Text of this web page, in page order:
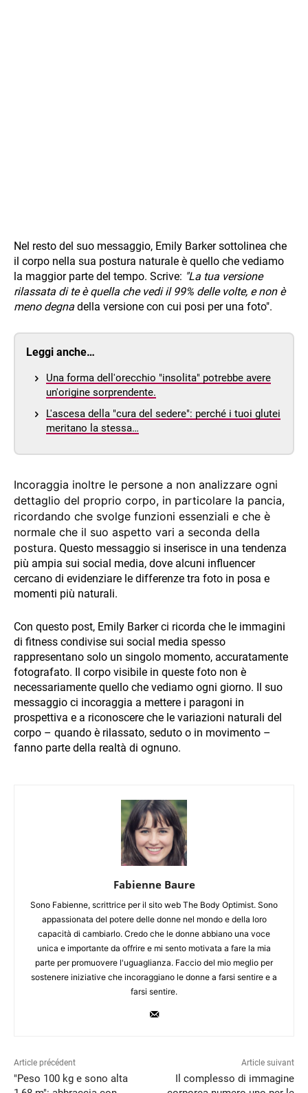
Nel resto del suo messaggio, Emily Barker sottolinea che
il corpo nella sua postura naturale è quello che vediamo
la maggior parte del tempo. Scrive: "La tua versione
rilassata di te è quella che vedi il 99% delle volte, e non è
meno degna della versione con cui posi per una foto".
Leggi anche…
Una forma dell'orecchio "insolita" potrebbe avere
un'origine sorprendente.
L'ascesa della "cura del sedere": perché i tuoi glutei
meritano la stessa…
Incoraggia inoltre le persone a non analizzare ogni
dettaglio del proprio corpo, in particolare la pancia,
ricordando che svolge funzioni essenziali e che è
normale che il suo aspetto vari a seconda della
postura. Questo messaggio si inserisce in una tendenza
più ampia sui social media, dove alcuni influencer
cercano di evidenziare le differenze tra foto in posa e
momenti più naturali.
Con questo post, Emily Barker ci ricorda che le immagini
di fitness condivise sui social media spesso
rappresentano solo un singolo momento, accuratamente
fotografato. Il corpo visibile in queste foto non è
necessariamente quello che vediamo ogni giorno. Il suo
messaggio ci incoraggia a mettere i paragoni in
prospettiva e a riconoscere che le variazioni naturali del
corpo – quando è rilassato, seduto o in movimento –
fanno parte della realtà di ognuno.
Fabienne Baure
Sono Fabienne, scrittrice per il sito web The Body Optimist. Sono
appassionata del potere delle donne nel mondo e della loro
capacità di cambiarlo. Credo che le donne abbiano una voce
unica e importante da offrire e mi sento motivata a fare la mia
parte per promuovere l'uguaglianza. Faccio del mio meglio per
sostenere iniziative che incoraggiano le donne a farsi sentire e a
farsi sentire.
Article précédent
"Peso 100 kg e sono alta
Article suivant
Il complesso di immagine